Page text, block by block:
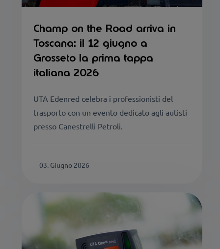
Champ on the Road arriva in
Toscana: il 12 giugno a
Grosseto la prima tappa
italiana 2026
UTA Edenred celebra i professionisti del
trasporto con un evento dedicato agli autisti
presso Canestrelli Petroli.
03. Giugno 2026